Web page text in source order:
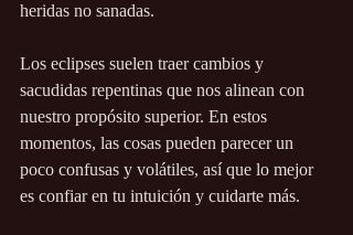
heridas no sanadas.
Los eclipses suelen traer cambios y
sacudidas repentinas que nos alinean con
nuestro propósito superior. En estos
momentos, las cosas pueden parecer un
poco confusas y volátiles, así que lo mejor
es confiar en tu intuición y cuidarte más.